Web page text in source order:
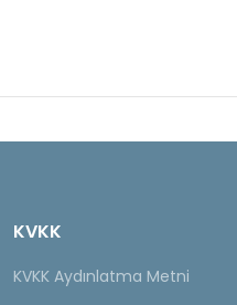
KVKK
KVKK Aydınlatma Metni